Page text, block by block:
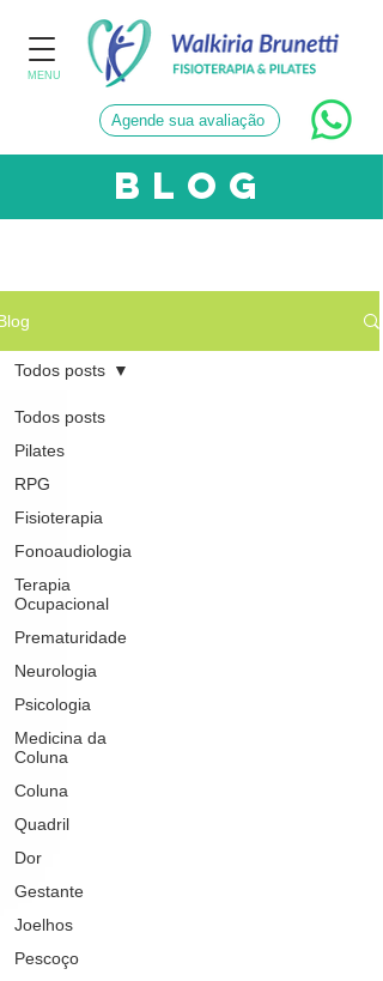
MENU
Agende sua avaliação
blog
Todos posts
Pilates
RPG
Fisioterapia
Fonoaudiologia
Terapia
Ocupacional
Prematuridade
Neurologia
Psicologia
Medicina da
Coluna
Coluna
Quadril
Dor
Gestante
Joelhos
Pescoço
Todos posts